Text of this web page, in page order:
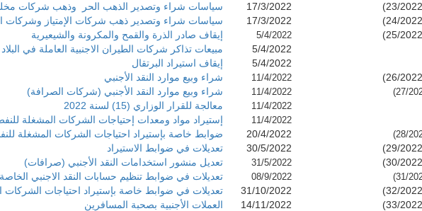
17/3/2022
سياسات شراء وتصدير الذهب الحر وذهب شركات
17/3/2022
سياسات شراء وتصدير ذهب شركات الإمتياز وشركات
5/4/2022
إيقاف صادر الذرة والقمح والمكرونة والشيعيرية
5/4/2022
مبيعات تذاكر شركات الطيران الاجنبية العاملة في البلاد
5/4/2022
إيقاف استيراد البرتقال
11/4/2022 شراء وبيع موارد النقد الأجنبي
11/4/2022
شراء وبيع موارد النقد الأجنبي (شركات الصرافة)
11/4/2022
معالجة للقرار الوزاري (15) لسنة 2022
11/4/2022 إستيراد مواد ومعدات إحتياجات الشركات المشغلة
20/4/2022
ضوابط خاصة بإستيراد احتياجات الشركات المشغلة
30/5/2022
تعديلات في ضوابط الاستيراد
31/5/2022 تعديل منشور استخدامات النقد الأجنبي (صرافات)
08/9/2022
تعديلات في ضوابط تنظيم حسابات النقد الاجنبي الخاصة
31/10/2022
تعديلات في ضوابط خاصة بإستيراد احتياجات الشركات
14/11/2022
العملات الأجنبية بصحبة المسافرين